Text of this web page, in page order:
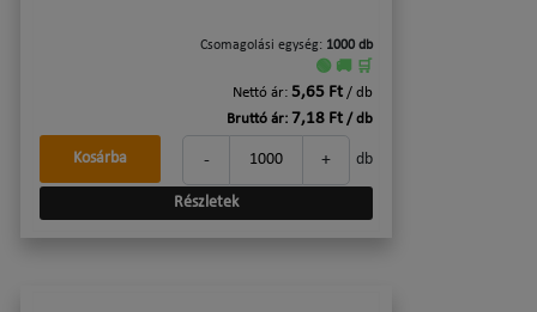
Csomagolási egység: 1000 db
🟢 🚚 🛒
Nettó ár: 5,65 Ft / db
Bruttó ár: 7,18 Ft / db
- + db
Kosárba
Részletek